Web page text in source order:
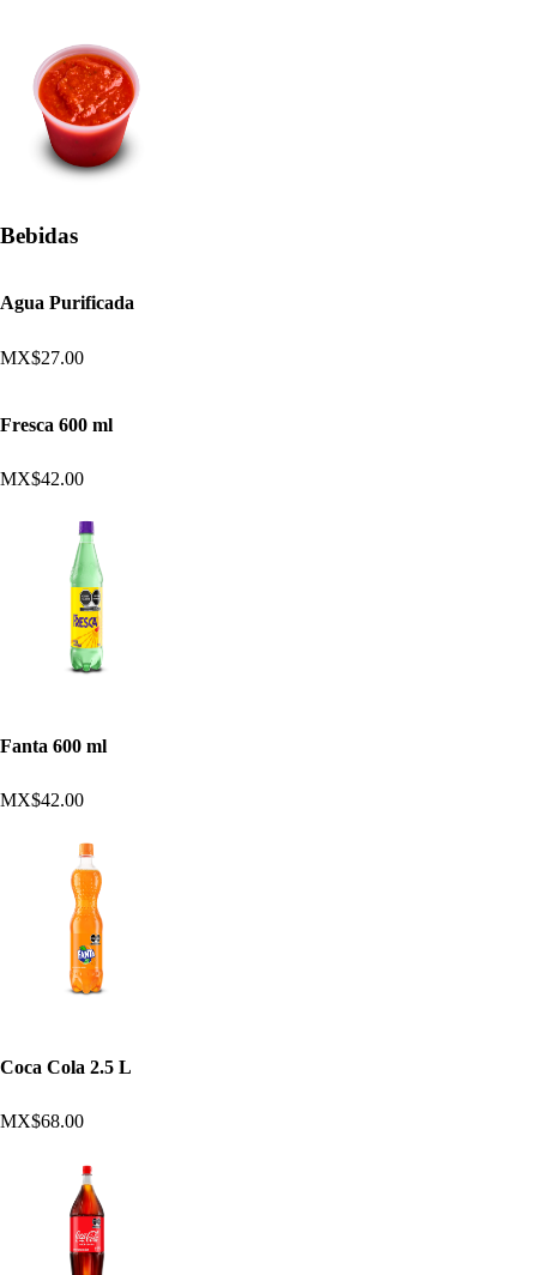
Bebidas
Agua Purificada
MX$27.00
Fresca 600 ml
MX$42.00
Fanta 600 ml
MX$42.00
Coca Cola 2.5 L
MX$68.00